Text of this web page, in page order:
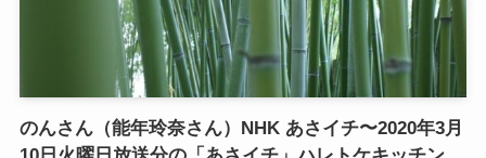
のんさん（能年玲奈さん）NHK あさイチ〜2020年3月